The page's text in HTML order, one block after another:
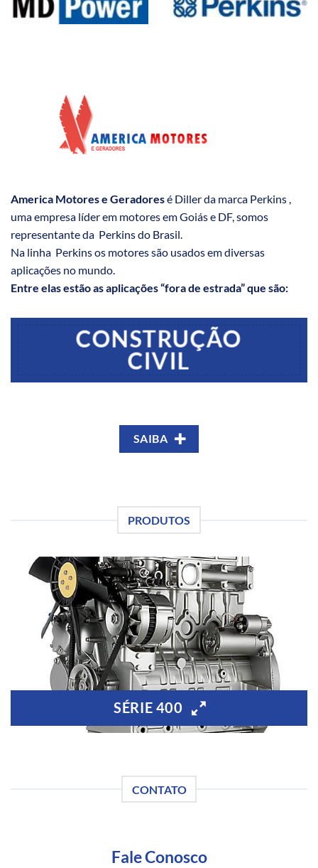
America Motores e Geradoresé Diller da marca Perkins ,
uma empresa líder em motores em Goiás e DF, somos
representante da Perkins do Brasil.
Na linha Perkins os motores são usados em diversas
aplicações no mundo.
Entre elas estão as aplicações “fora de estrada” que são:
CONSTRUÇÃO
CIVIL
SAIBA
PRODUTOS
SÉRIE 400
CONTATO
Fale Conosco